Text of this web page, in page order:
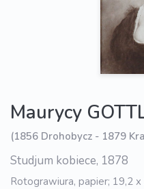
Maurycy
(1856 Drohobycz - 1879
Studjum kobiece, 1878
Rotograwiura, papier; 19,2